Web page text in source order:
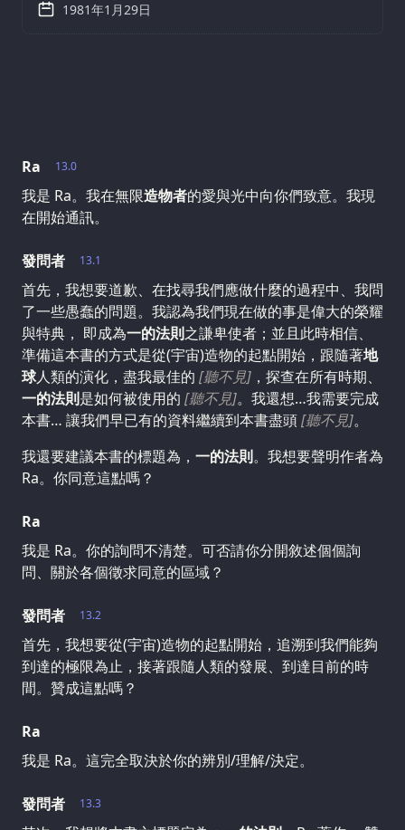
13.0
Ra
我是 Ra。我在無限造物者的愛與光中向你們致意。我現
在開始通訊。
13.1
發問者
首先，我想要道歉、在找尋我們應做什麼的過程中、我問
了一些愚蠢的問題。我認為我們現在做的事是偉大的榮耀
與特典， 即成為一的法則之謙卑使者；並且此時相信、
準備這本書的方式是從(宇宙)造物的起點開始，跟隨著地
球人類的演化，盡我最佳的 [聽不見] ，探查在所有時期、
一的法則是如何被使用的 [聽不見]。我還想…我需要完成
本書… 讓我們早已有的資料繼續到本書盡頭[聽不見]。
我還要建議本書的標題為， 一的法則。我想要聲明作者為
Ra。你同意這點嗎？
Ra
我是 Ra。你的詢問不清楚。可否請你分開敘述個個詢
問、關於各個徵求同意的區域？
13.2
發問者
首先，我想要從(宇宙)造物的起點開始，追溯到我們能夠
到達的極限為止，接著跟隨人類的發展、到達目前的時
間。贊成這點嗎？
Ra
我是 Ra。這完全取決於你的辨別/理解/決定。
13.3
發問者
1981年1月29日